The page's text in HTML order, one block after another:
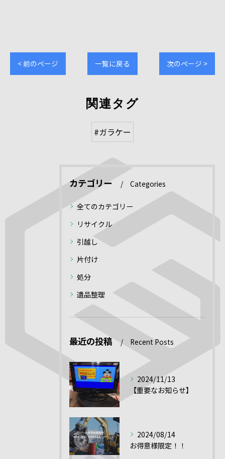
< 前のページ 一覧に戻る 次のページ >
関連タグ
#ガラケー
カテゴリー Categories
全てのカテゴリー
リサイクル
引越し
片付け
処分
遺品整理
最近の投稿 Recent Posts
2024/11/13
【重要なお知らせ】
2024/08/14
お得意様限定！！